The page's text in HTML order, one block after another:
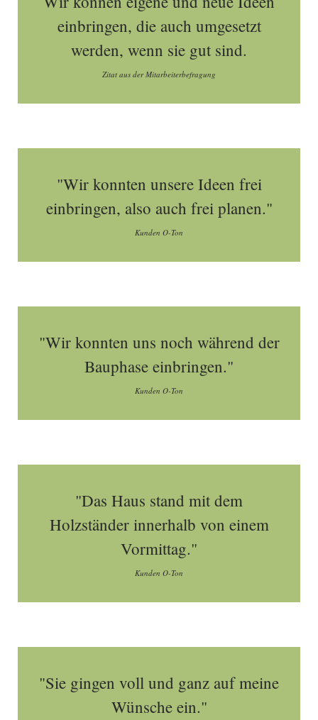
einbringen, die auch umgesetzt
werden, wenn sie gut sind.
Zitat aus der Mitarbeiterbefragung
"Wir konnten unsere Ideen frei
einbringen, also auch frei planen."
Kunden O-Ton
"Wir konnten uns noch während der
Bauphase einbringen."
Kunden O-Ton
"Das Haus stand mit dem
Holzständer innerhalb von einem
Vormittag."
Kunden O-Ton
"Sie gingen voll und ganz auf meine
Wünsche ein."